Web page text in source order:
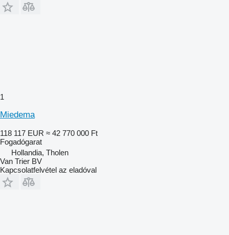
1
Miedema
118 117 EUR ≈ 42 770 000 Ft
Fogadógarat
Hollandia, Tholen
Van Trier BV
Kapcsolatfelvétel az eladóval